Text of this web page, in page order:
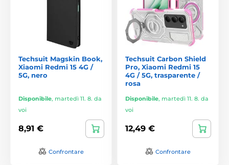
Techsuit Magskin Book,
Xiaomi Redmi 15 4G /
5G, nero
Disponibile, martedì 11. 8. da
voi
8,91 €
Confrontare
Techsuit Carbon Shield
Pro, Xiaomi Redmi 15
4G / 5G, trasparente /
rosa
Disponibile, martedì 11. 8. da
voi
12,49 €
Confrontare